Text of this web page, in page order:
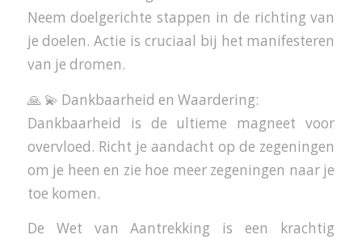
Neem doelgerichte stappen in de richting van
je doelen. Actie is cruciaal bij het manifesteren
van je dromen.
🙏 💫 Dankbaarheid en Waardering:
Dankbaarheid is de ultieme magneet voor
overvloed. Richt je aandacht op de zegeningen
om je heen en zie hoe meer zegeningen naar je
toe komen.
De Wet van Aantrekking is een krachtig